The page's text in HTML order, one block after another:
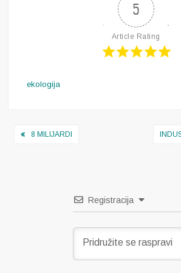
5
Article Rating
ekologija
Navigacija
8 MILIJARDI
Registracija